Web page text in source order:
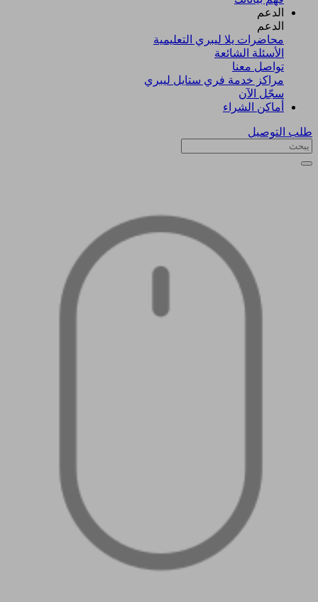
الدعم
الدعم
محاضرات يلا ليبري التعليمية
الأسئلة الشائعة
تواصل معنا
مراكز خدمة فري ستايل ليبري
سجّل الآن​
أماكن الشراء
طلب التوصيل